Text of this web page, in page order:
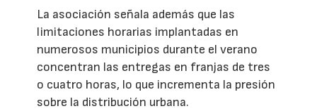
La asociación señala además que las
limitaciones horarias implantadas en
numerosos municipios durante el verano
concentran las entregas en franjas de tres
o cuatro horas, lo que incrementa la presión
sobre la distribución urbana.